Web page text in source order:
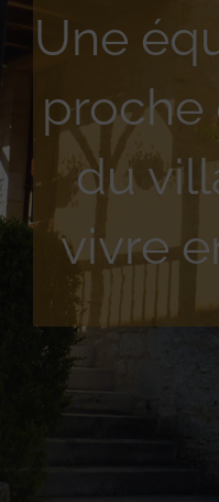
Une
proche
du
vivre